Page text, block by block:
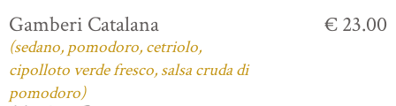
Gamberi Catalana
(sedano, pomodoro, cetriolo,
cipolloto verde fresco, salsa cruda di
pomodoro)
€ 23.00